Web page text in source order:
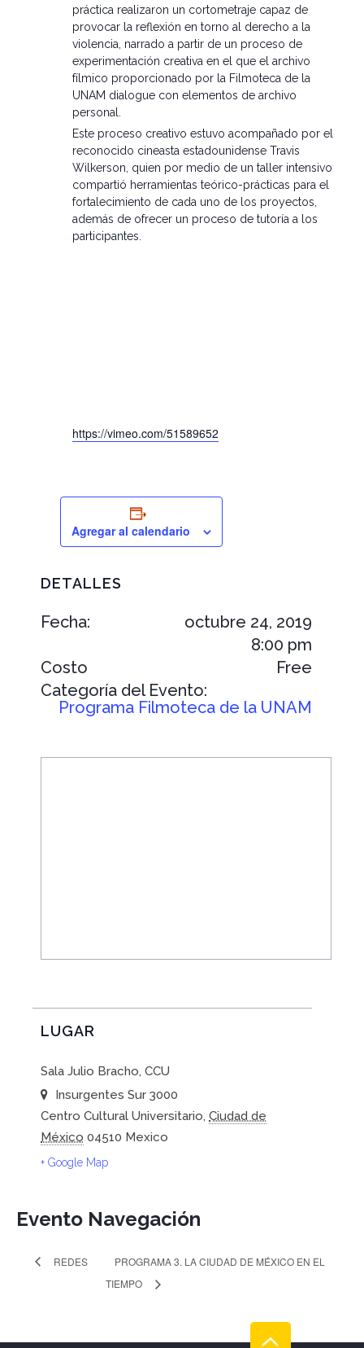
práctica realizaron un cortometraje capaz de
provocar la reflexión en torno al derecho a la
violencia, narrado a partir de un proceso de
experimentación creativa en el que el archivo
fílmico proporcionado por la Filmoteca de la
UNAM dialogue con elementos de archivo
personal.
Este proceso creativo estuvo acompañado por el
reconocido cineasta estadounidense Travis
Wilkerson, quien por medio de un taller intensivo
compartió herramientas teórico-prácticas para el
fortalecimiento de cada uno de los proyectos,
además de ofrecer un proceso de tutoría a los
participantes.
https://vimeo.com/51589652
Agregar al calendario
DETALLES
Fecha:
octubre 24, 2019
8:00 pm
Costo
Free
Categoría del Evento:
Programa Filmoteca de la UNAM
LUGAR
Sala Julio Bracho, CCU
Insurgentes Sur 3000
Centro Cultural Universitario, Ciudad de
México 04510 Mexico
+ Google Map
Evento Navegación
REDES
PROGRAMA 3. LA CIUDAD DE MÉXICO EN EL
TIEMPO